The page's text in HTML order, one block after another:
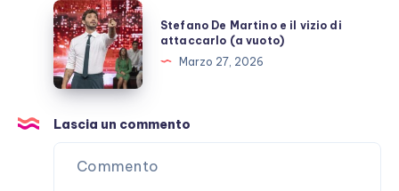
Stefano
De
Martino
e
vizio
di
attaccarlo
Stefano De Martino e il vizio di
attaccarlo (a vuoto)
Marzo 27, 2026
Lascia un commento